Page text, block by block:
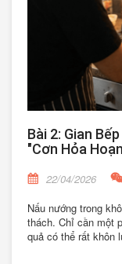
Bài 2: Gian
"Cơn Hỏa
22/04/2026
Nấu nướng trong
thách. Chỉ cần một
quả có thể rất khôn